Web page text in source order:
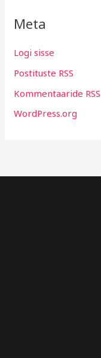
Meta
Logi sisse
Postituste RSS
Kommentaaride RSS
WordPress.org